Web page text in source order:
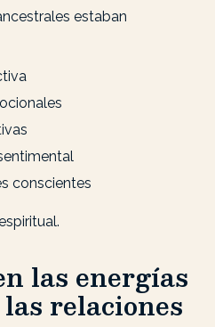
estaban
conscientes
las energías
relaciones